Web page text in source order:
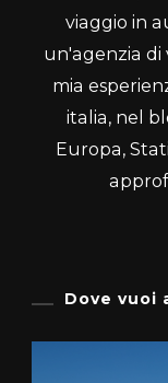
viaggio in
un'agenzia di
mia
italia, nel
Europa,
Dove vuoi